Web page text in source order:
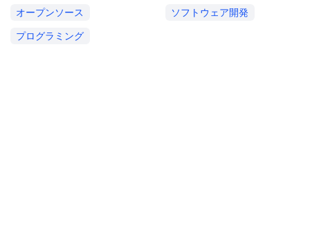
オープンソース
ソフトウェア開発
プログラミング